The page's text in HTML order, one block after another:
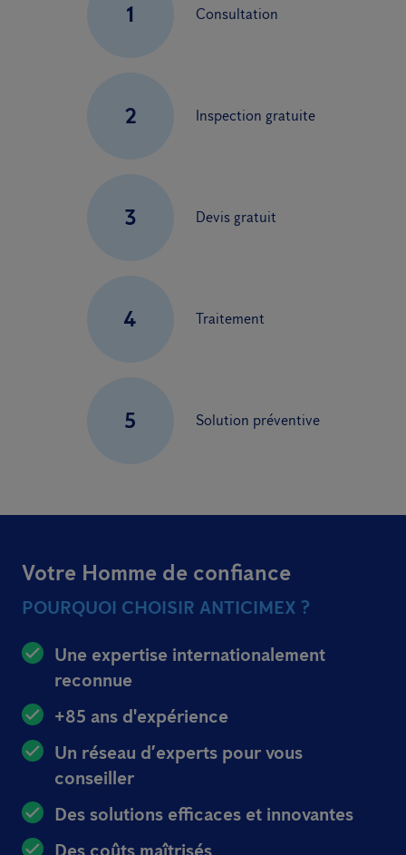
1 Consultation
2 Inspection gratuite
3 Devis gratuit
4 Traitement
5 Solution préventive
Votre Homme de confiance
POURQUOI CHOISIR ANTICIMEX ?
Une expertise internationalement
reconnue
+85 ans d'expérience
Un réseau d’experts pour vous
conseiller
Des solutions efficaces et innovantes